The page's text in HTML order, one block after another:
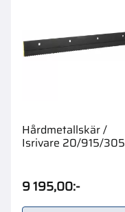
Hårdmetallskär /
Isrivare 20/915/305
9 195,00:-